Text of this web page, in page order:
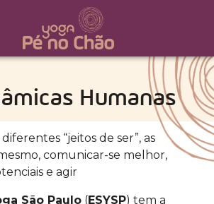
Humanas
“jeitos de ser”, as
comunicar-se melhor,
e agir
São Paulo (ESYSP) tem a